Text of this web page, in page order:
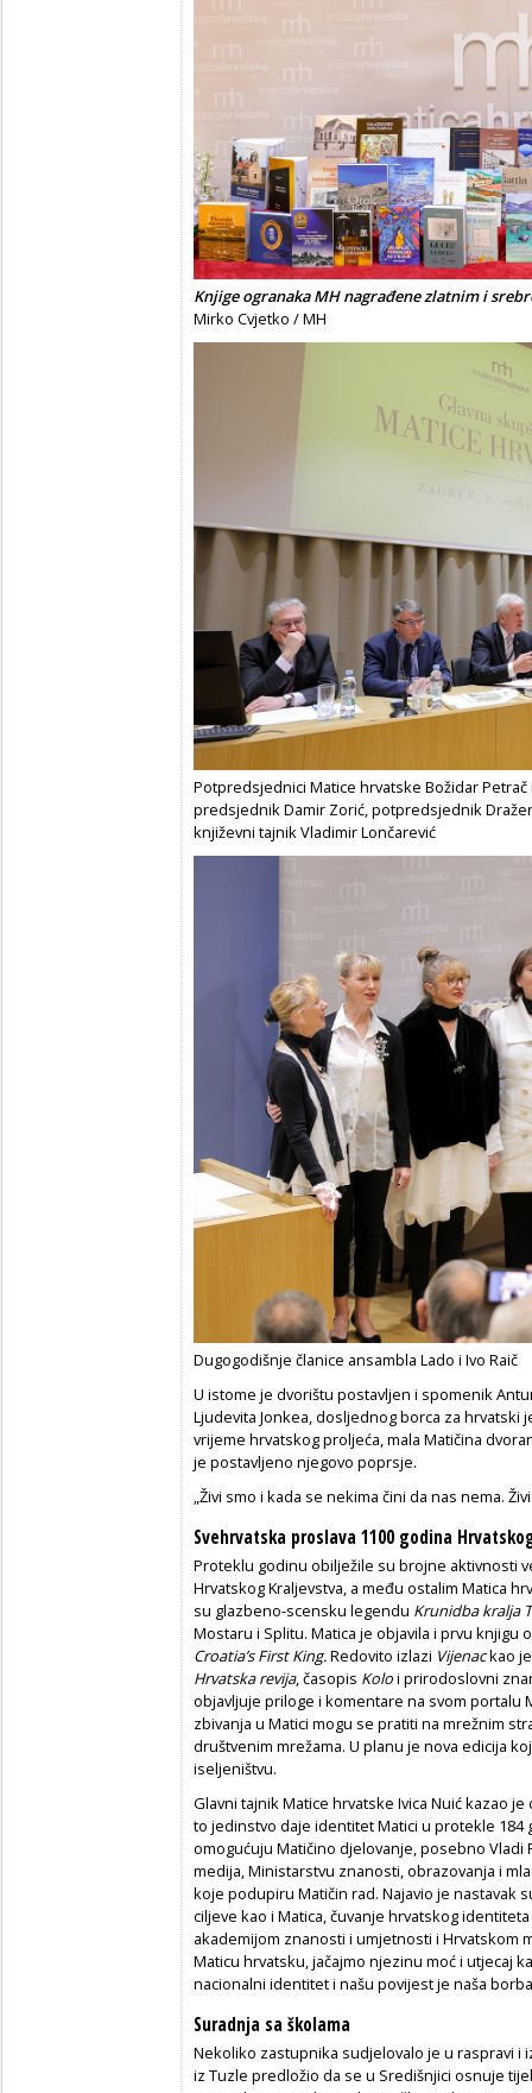
Knjige ogranaka MH nagrađene zlatnim i
Mirko Cvjetko / MH
Potpredsjednici Matice hrvatske Božidar Petrač
predsjednik Damir Zorić, potpredsjednik
književni tajnik Vladimir Lončarević
Dugogodišnje članice ansambla Lado i Ivo Raič
U istome je dvorištu postavljen i spomenik
Ljudevita Jonkea, dosljednog borca za
vrijeme hrvatskog proljeća, mala Matičina
je postavljeno njegovo poprsje.
„Živi smo i kada se nekima čini da nas nema.
Svehrvatska proslava 1100 godina
Proteklu godinu obilježile su brojne aktivnosti
Hrvatskog Kraljevstva, a među ostalim Matica
su glazbeno-scensku legendu Krunidba kralja
Mostaru i Splitu. Matica je objavila i prvu knjigu
Croatia’s First King.Redovito izlazi Vijenackao
Hrvatska revija, časopis Koloi prirodoslovni
objavljuje priloge i komentare na svom portalu
zbivanja u Matici mogu se pratiti na mrežnim
društvenim mrežama. U planu je nova edicija
iseljeništvu.
Glavni tajnik Matice hrvatske Ivica Nuić kazao
to jedinstvo daje identitet Matici u protekle 184
omogućuju Matičino djelovanje, posebno
medija, Ministarstvu znanosti, obrazovanja i
koje podupiru Matičin rad. Najavio je nastavak
ciljeve kao i Matica, čuvanje hrvatskog
akademijom znanosti i umjetnosti i Hrvatskom
Maticu hrvatsku, jačajmo njezinu moć i utjecaj
nacionalni identitet i našu povijest je naša
Suradnja sa školama
Nekoliko zastupnika sudjelovalo je u raspravi i
iz Tuzle predložio da se u Središnjici osnuje